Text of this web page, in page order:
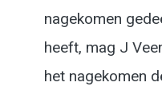
nagekomen
heeft, mag J
het nagekomen